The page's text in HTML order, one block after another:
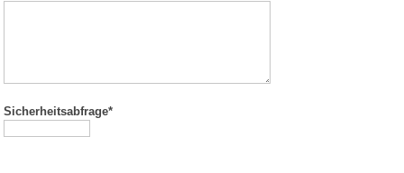
Sicherheitsabfrage*